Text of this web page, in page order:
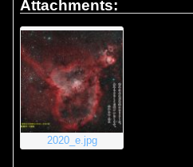
Attachments:
2020_e.jpg